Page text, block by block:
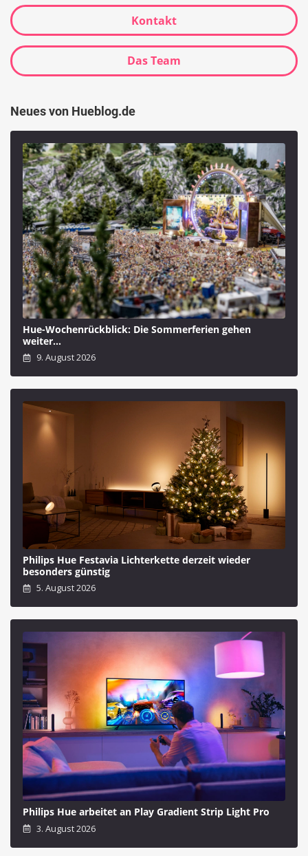
Kontakt
Das Team
Neues von Hueblog.de
Hue-Wochenrückblick: Die Sommerferien gehen
weiter…
9. August 2026
Philips Hue Festavia Lichterkette derzeit wieder
besonders günstig
5. August 2026
Philips Hue arbeitet an Play Gradient Strip Light Pro
3. August 2026